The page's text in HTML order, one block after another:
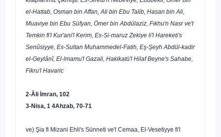
el-Hattab, Osman bin Affan, Ali bin Ebu Talib, Hasan bin Ali,
Muaviye bin Ebu Süfyan, Ömer bin Abdülaziz, Fıkhu'n Nasr ve't
Temkin fi'l Kur'ani'l Kerim, Es-Si-maruz Zekiye li'l Hareketi's
Senûsiyye, Es-Sultan Muhammedel-Fatih, Eş-Şeyh Abdül-kadir
el-Geylânî, El-lmamu'l Gazali, Hakikatü'l Hilaf Beyne's Sahabe,
Fikru'l Havaric
2-Âli İmran, 102
3-Nisa, 1 4Ahzab, 70-71
ve) Şia fi Mizani Ehli's Sünneti ve'l Cemaa, El-Vesetiyye fi'l